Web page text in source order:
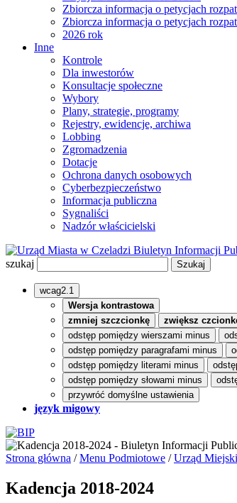
Zbiorcza informacja o petycjach
Zbiorcza informacja o petycjach
2026 rok
Inne
Kontrole
Dla inwestorów
Konsultacje społeczne
Wybory
Plany, strategie, programy
Rejestry, ewidencje, archiwa
Lobbing
Zgromadzenia
Dotacje
Ochrona danych osobowych
Cyberbezpieczeństwo
Informacja publiczna
Sygnaliści
Nadzór właścicielski
Biuletyn Informacji
szukaj
wcag2.1
Wersja kontrastowa
zmniej szczcionkę
zwiększ
odstęp pomiędzy wierszami minus
odstęp pomiędzy paragrafami minus
odstęp pomiędzy literami minus
odstęp pomiędzy słowami minus
przywróć domyślne ustawienia
język migowy
Strona główna /Menu Podmiotowe /Urząd Miejski
Kadencja 2018-2024